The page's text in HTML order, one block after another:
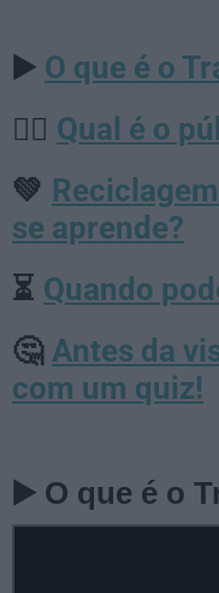
▶️ O que é o
🙋‍♀️ Qual é o
💚
se aprende?
⏳ Quando
🤔 Antes da
com um quiz!
▶️ O que é o